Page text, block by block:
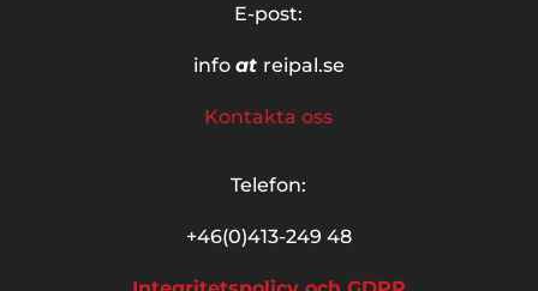
E-post:
info at reipal.se
Kontakta oss
Telefon:
+46(0)413-249 48